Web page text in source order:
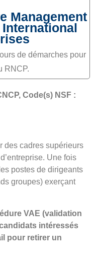
Management
de démarches pour
RNCP.
Code(s) NSF :
des cadres supérieurs
Une fois
postes de dirigeants
groupes) exerçant
VAE (validation
intéressés
pour retirer un